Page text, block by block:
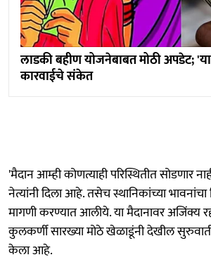
लाडकी बहीण योजनेबाबत मोठी अपडेट;
कारवाईचे संकेत
'मैदान आम्ही कोणत्याही परिस्थितीत सोडणार
नेत्यांनी दिला आहे. तसेच स्थानिकांच्या भावनांचा
मागणी करण्यात आलीये. या मैदानावर अजिंक्य
कुलकर्णी सारख्या मोठे खेळाडूंनी देखील
केला आहे.